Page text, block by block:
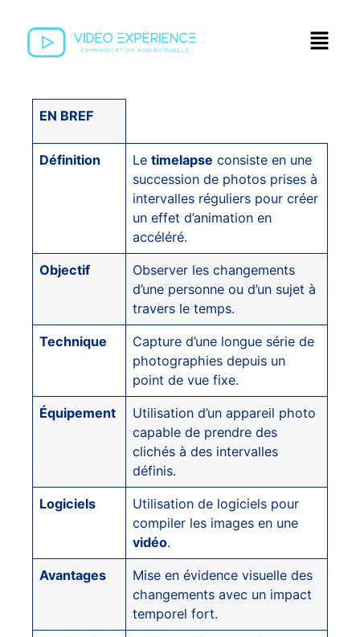
EN BREF
Définition Letimelapse consiste en une
succession de photos prises à
intervalles réguliers pour créer
un effet d’animation en
accéléré.
Objectif
Observer les changements
d’une personne ou d’un sujet à
travers le temps.
Technique
Capture d’une longue série de
photographies depuis un
point de vue fixe.
Équipement
Utilisation d’un appareil photo
capable de prendre des
clichés à des intervalles
définis.
Logiciels
Utilisation de logiciels pour
compiler les images en une
vidéo.
Avantages
Mise en évidence visuelle des
changements avec un impact
temporel fort.